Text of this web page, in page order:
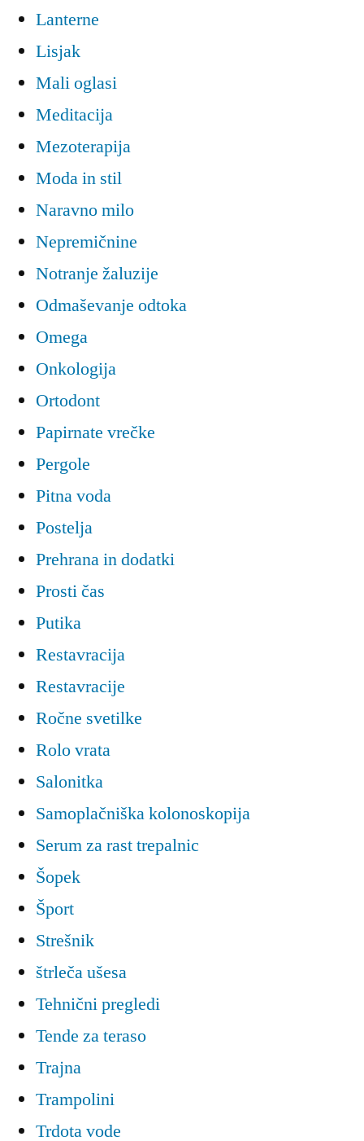
Lanterne
Lisjak
Mali oglasi
Meditacija
Mezoterapija
Moda in stil
Naravno milo
Nepremičnine
Notranje žaluzije
Odmaševanje odtoka
Omega
Onkologija
Ortodont
Papirnate vrečke
Pergole
Pitna voda
Postelja
Prehrana in dodatki
Prosti čas
Putika
Restavracija
Restavracije
Ročne svetilke
Rolo vrata
Salonitka
Samoplačniška kolonoskopija
Serum za rast trepalnic
Šopek
Šport
Strešnik
štrleča ušesa
Tehnični pregledi
Tende za teraso
Trajna
Trampolini
Trdota vode